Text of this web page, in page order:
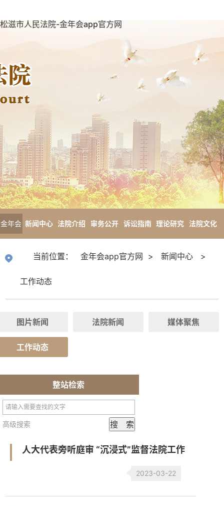
松滋市人民法院-金年会app官方网
金年会
方网
新闻中心 法院介绍 审务公开 诉讼指南 理论研究 法院文化
当前位置： 金年会app官方网 > 新闻中心 >
工作动态
图片新闻 法院新闻 媒体聚焦
工作动态
整站检索
高级搜索
人大代表旁听庭审 “沉浸式”监督法院工作
2023-03-22